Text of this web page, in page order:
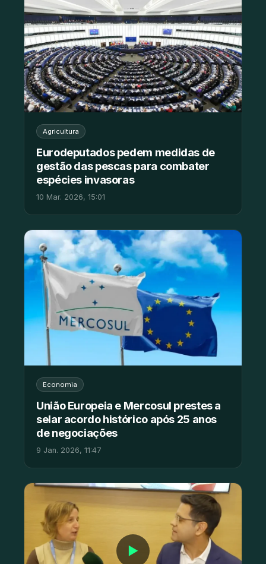
Agricultura
Eurodeputados pedem medidas de
gestão das pescas para combater
espécies invasoras
10 Mar. 2026, 15:01
Economia
União Europeia e Mercosul prestes a
selar acordo histórico após 25 anos
de negociações
9 Jan. 2026, 11:47
▶